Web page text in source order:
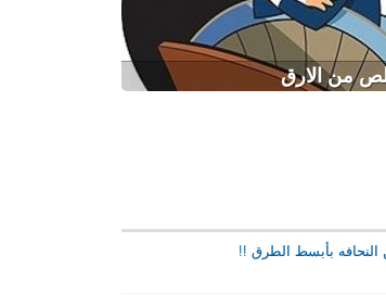
من الارق
بأبسط الطرق !!